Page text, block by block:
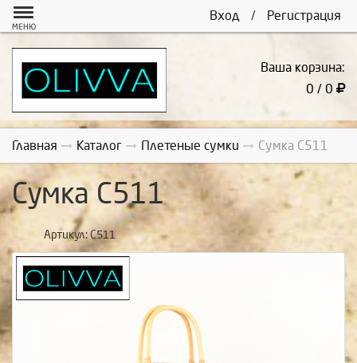
Вход / Регистрация
МЕНЮ
Ваша корзина:
0 / 0
Главная Каталог Плетеные сумки Сумка С511
Сумка С511
Артикул:С511